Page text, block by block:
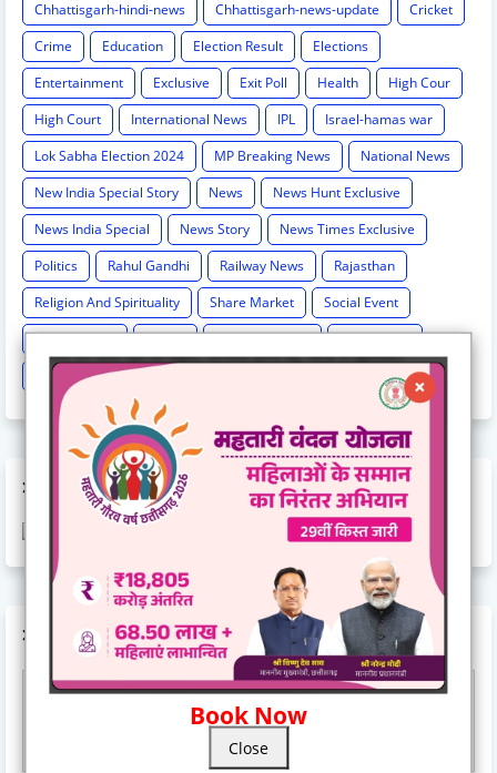
Book Now
Close
Chhattisgarh-hindi-news
Chhattisgarh-news-update
Cricket
Crime
Education Election Result
Elections
Entertainment
Exclusive Exit Poll Health
High Cour
High Court
International News IPL
Israel-hamas war
Lok Sabha Election 2024
MP Breaking News
National News
New India Special Story
News
News Hunt Exclusive
News India Special
News Story
News Times Exclusive
Politics
Rahul Gandhi Railway News
Rajasthan
Religion And Spirituality
Share Market
Social Event
sonia Gandhi
Sports Supreme Court
Technology
Train Cancel
AD CODE
AD CODE
Responsive Advertisement